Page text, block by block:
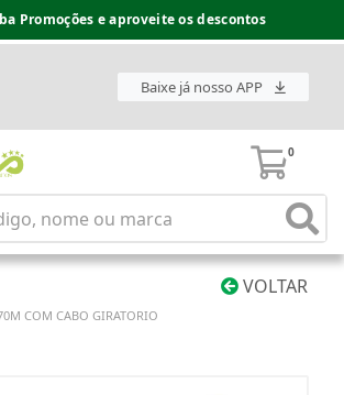
Promoções e aproveite os descontos
Baixe já nosso APP
0
VOLTAR
COM CABO GIRATORIO